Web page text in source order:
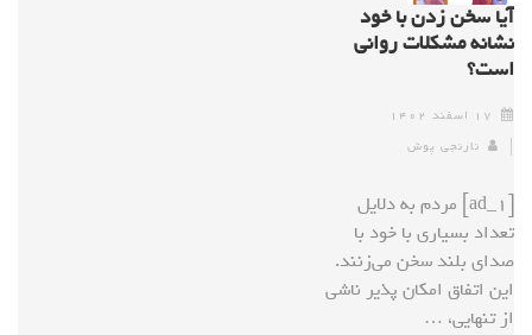
آیا سخن زدن با خود
نشانه مشکلات روانی
است؟
۱۷ اسفند ۱۴۰۲
نارنجی پوش
[ad_1] مردم به دلایل
تعداد بسیاری با خود با
صدای بلند سخن می‌زنند.
این اتفاق امکان پذیر ناشی
از تنهایی، …